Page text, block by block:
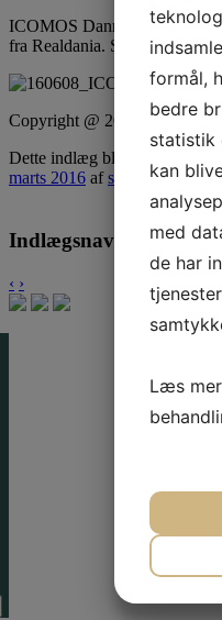
ICOMOS Danmark har netop
fra Realdania. Se mereher.
Copyright @ 2016 ICOMOS
Dette indlæg blev udgivet i
marts 2016 afsnb@ra.dk .
Indlægsnavigation
‹ ›
formål,
bedre
statistik
kan
med
de har
Læs